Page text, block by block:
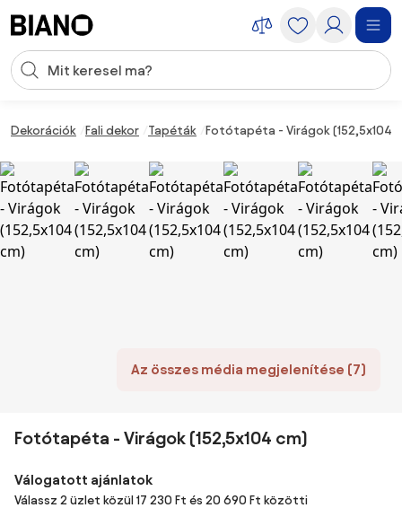
Keresési bevitel
Dekorációk Fali dekor Tapéták Fotótapéta - Virágok (152,5x104
Az összes média megjelenítése (7)
Fotótapéta - Virágok (152,5x104 cm)
Válogatott ajánlatok
Válassz 2 üzlet közül 17 230 Ft és 20 690 Ft közötti